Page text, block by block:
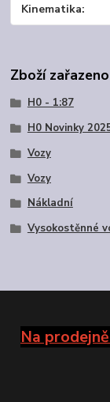
Kinematika
Zboží
H0 - 1:87
H0 Novinky
Vozy
Vozy
Nákladní
Vysokostěnné
Na